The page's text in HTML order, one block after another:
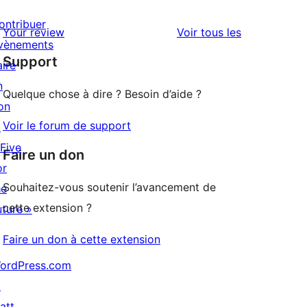
2
étoile
avis
à
1
Your review Voir tous lesavis
Support
Quelque chose à dire ? Besoin d’aide ?
Voir le forum de support
Faire un don
Souhaitez-vous soutenir l’avancement de
cette extension ?
Faire un don à cette extension
»